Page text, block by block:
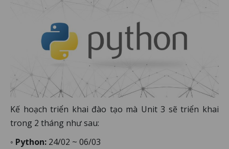
Kế hoạch triển khai đào tạo mà Unit 3 sẽ triển khai
trong 2 tháng như sau:
◦ Python: 24/02 ~ 06/03